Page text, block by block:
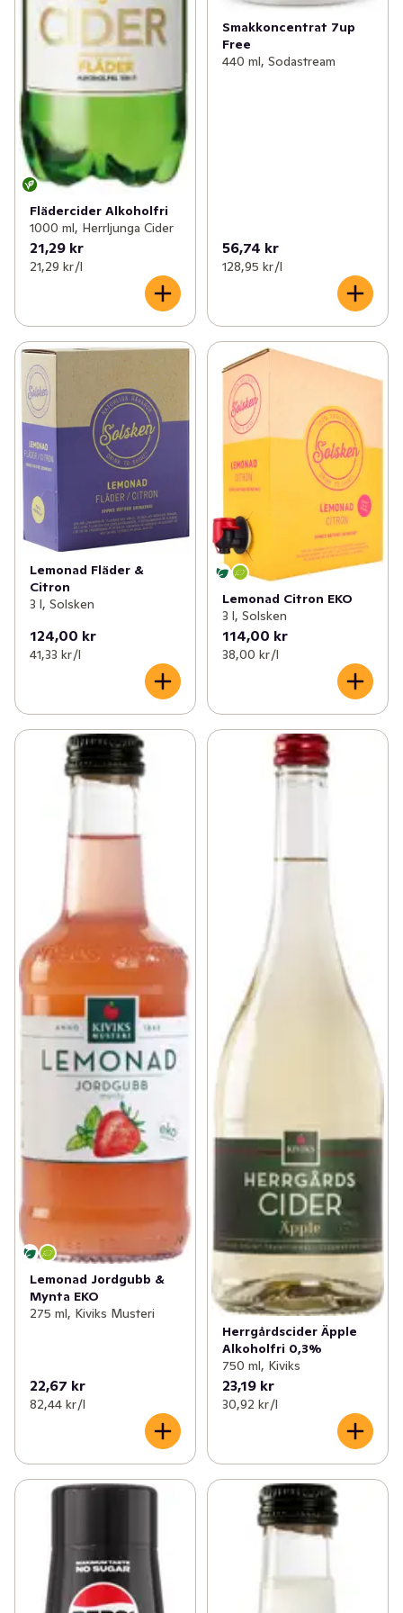
Funktionella drycker
Flädercider Alkoholfri
1000 ml, Herrljunga Cider
21,29 kr
21,29 kr /l
Smakkoncentrat 7up
Free
440 ml, Sodastream
56,74 kr
128,95 kr /l
Lemonad Fläder &
Citron
3 l, Solsken
124,00 kr
41,33 kr /l
Lemonad Citron EKO
3 l, Solsken
114,00 kr
38,00 kr /l
Lemonad Jordgubb &
Mynta EKO
275 ml, Kiviks Musteri
22,67 kr
82,44 kr /l
Herrgårdscider Äpple
Alkoholfri 0,3%
750 ml, Kiviks
23,19 kr
30,92 kr /l